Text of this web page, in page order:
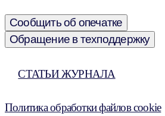
Сообщить об опечатке
Обращение в техподдержку
СТАТЬИ ЖУРНАЛА
Политика обработки файлов cookie